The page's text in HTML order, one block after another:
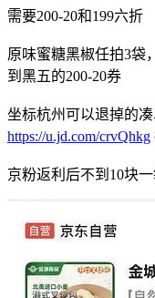
需要200-20和199六折
原味蜜糖黑椒任拍3袋
到黑五的200-20券
坐标杭州可以退掉的凑
https://u.jd.com/crvQhkg
京粉返利后不到10块